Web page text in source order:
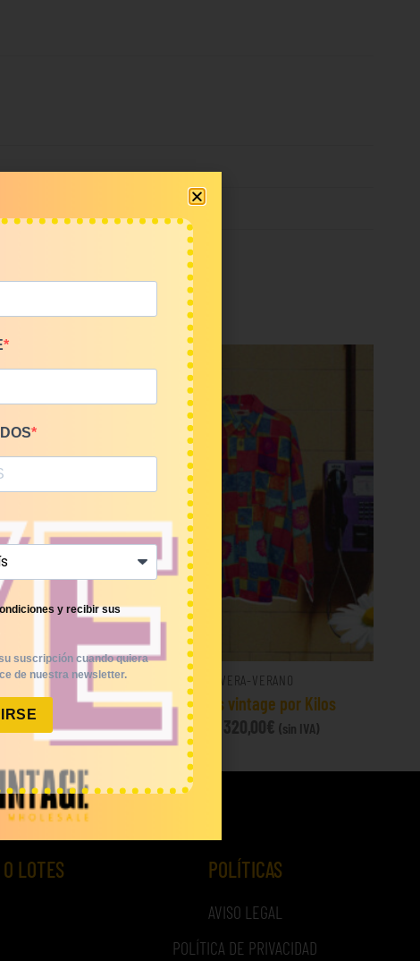
Kg
PRIMAVERA-VERANO
Mix camisas vintage por Kilos
80,00
320,00€ (sin IVA)
LOTES POLÍTICAS
AVISO LEGAL
POLÍTICA DE PRIVACIDAD
y recibir sus
suscripción cuando quiera
de nuestra newsletter.